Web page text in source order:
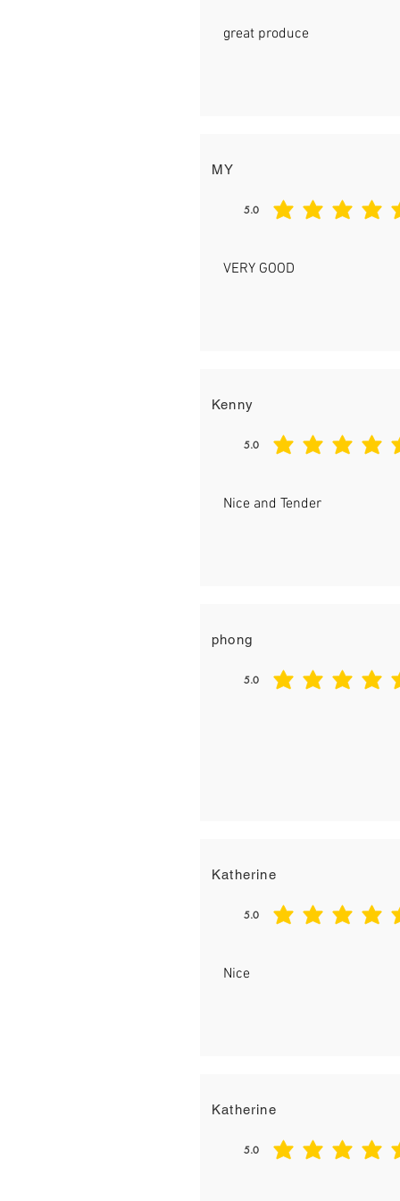
great produce
MY
5.0
平均評等為 5 ，滿分 5 分
VERY GOOD
Kenny
5.0
平均評等為 5 ，滿分 5 分
Nice and Tender
phong
5.0
平均評等為 5 ，滿分 5 分
Katherine
5.0
平均評等為 5 ，滿分 5 分
Nice
Katherine
5.0
平均評等為 5 ，滿分 5 分